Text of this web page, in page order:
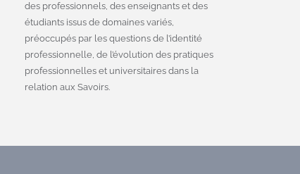
des professionnels, des enseignants et des
étudiants issus de domaines variés,
préoccupés par les questions de l’identité
professionnelle, de l’évolution des pratiques
professionnelles et universitaires dans la
relation aux Savoirs.